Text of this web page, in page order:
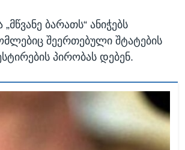
ბარათს“ ანიჭებს
შეერთებული შტატების
პირობას დებენ.